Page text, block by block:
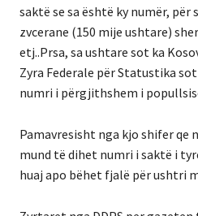
saktë se sa është ky numër,
zvcerane (150 mije ushtare)
etj..Prsa, sa ushtare sot ka
Zyra Federale për Statustika
numri i përgjithshem i
Pamavresisht nga kjo shifer qe
mund të dihet numri i saktë i
huaj apo bëhet fjalë për ushtri